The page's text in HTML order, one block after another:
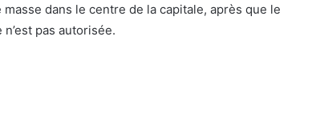
dans le centre de la capitale, après que le
pas autorisée.